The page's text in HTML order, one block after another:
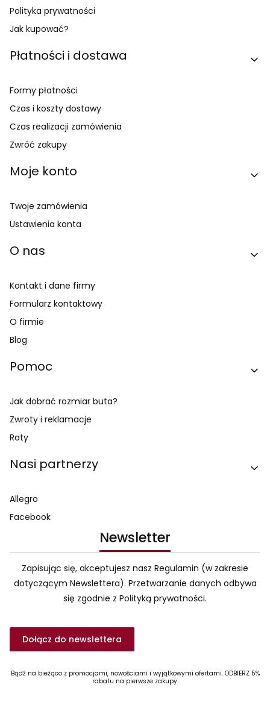
Polityka prywatności
Jak kupować?
Płatności i dostawa
Formy płatności
Czas i koszty dostawy
Czas realizacji zamówienia
Zwróć zakupy
Moje konto
Twoje zamówienia
Ustawienia konta
O nas
Kontakt i dane firmy
Formularz kontaktowy
O firmie
Blog
Pomoc
Jak dobrać rozmiar buta?
Zwroty i reklamacje
Raty
Nasi partnerzy
Allegro
Facebook
Newsletter
Bądź na bieżąco z promocjami, nowościami i wyjątkowymi ofertami. ODBIERZ 5%
rabatu na pierwsze zakupy.
Dołącz do newslettera
Zapisując się, akceptujesz nasz Regulamin (w zakresie
dotyczącym Newslettera). Przetwarzanie danych odbywa
się zgodnie z Polityką prywatności.